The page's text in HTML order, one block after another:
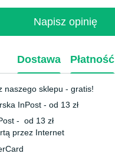
Napisz opinię
Dostawa Płatność
naszego sklepu - gratis!
InPost - od 13 zł
- od 13 zł
przez Internet